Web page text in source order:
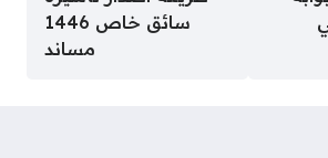
سائق خاص 1446
مساند